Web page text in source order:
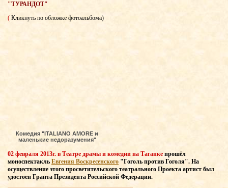
"ТУРАНДОТ"
( Кликнуть по обложке фотоальбома)
Комедия "ITALIANO AMORE и
маленькие недоразумения"
02 февраля 2013г. в Театре драмы и комедии на Таганке прошёл
моноспектакль Евгения Воскресенского "Гоголь против Гоголя". На
осуществление этого просветительского театрального Проекта артист был
удостоен Гранта Президента Российской Федерации.